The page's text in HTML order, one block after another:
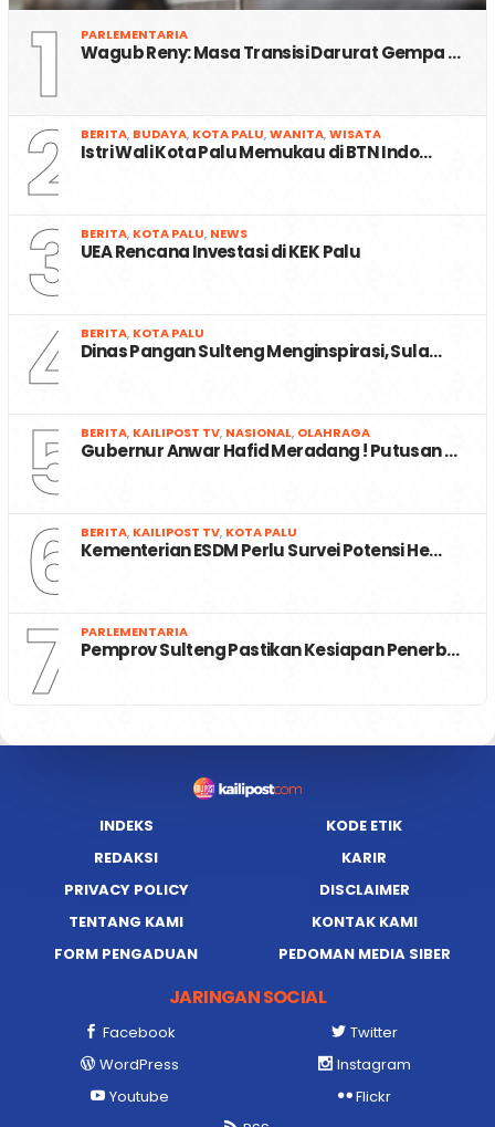
1 PARLEMENTARIA
Wagub Reny: Masa Transisi Darurat Gempa …
2 BERITA, BUDAYA, KOTA PALU,WANITA,WISATA
Istri Wali Kota Palu Memukau di BTN Indo…
3 BERITA, KOTA PALU, NEWS
UEA Rencana Investasi di KEK Palu
4 BERITA, KOTA PALU
Dinas Pangan Sulteng Menginspirasi, Sula…
5 BERITA, KAILIPOST TV, NASIONAL, OLAHRAGA
Gubernur Anwar Hafid Meradang ! Putusan …
6 BERITA, KAILIPOST TV, KOTA PALU
Kementerian ESDM Perlu Survei Potensi He…
7 PARLEMENTARIA
Pemprov Sulteng Pastikan Kesiapan Penerb…
INDEKS
KODE ETIK
REDAKSI
KARIR
PRIVACY POLICY
DISCLAIMER
TENTANG KAMI
KONTAK KAMI
FORM PENGADUAN
PEDOMAN MEDIA SIBER
JARINGAN SOCIAL
Facebook
Twitter
WordPress
Instagram
Youtube
Flickr